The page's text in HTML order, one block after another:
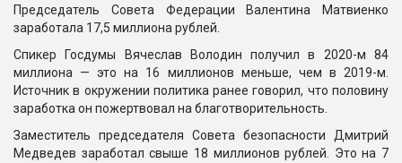
Председатель Совета Федерации Валентина Матвиенко
заработала 17,5 миллиона рублей.
Спикер Госдумы Вячеслав Володин получил в 2020-м 84
миллиона — это на 16 миллионов меньше, чем в 2019-м.
Источник в окружении политика ранее говорил, что половину
заработка он пожертвовал на благотворительность.
Заместитель председателя Совета безопасности Дмитрий
Медведев заработал свыше 18 миллионов рублей. Это на 7